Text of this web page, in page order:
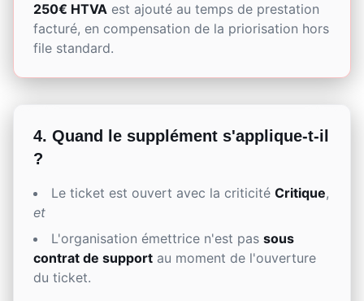
250€ HTVA est ajouté au temps de prestation
facturé, en compensation de la priorisation hors
file standard.
4. Quand le supplément s'applique-t-il
?
Le ticket est ouvert avec la criticité Critique,
et
L'organisation émettrice n'est pas sous
contrat de support au moment de l'ouverture
du ticket.